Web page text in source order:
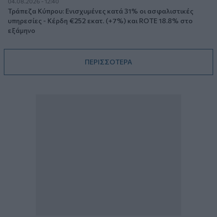
Τράπεζα Κύπρου: Ενισχυμένες κατά 31% οι ασφαλιστικές
υπηρεσίες - Κέρδη €252 εκατ. (+7%) και ROTE 18.8% στο
εξάμηνο
ΠΕΡΙΣΣΟΤΕΡΑ